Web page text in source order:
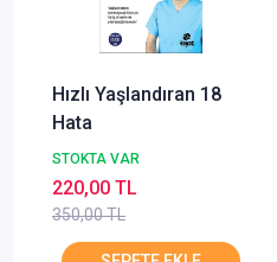
Hızlı Yaşlandıran 18
Hata
STOKTA VAR
350,00 TL
220,00 TL